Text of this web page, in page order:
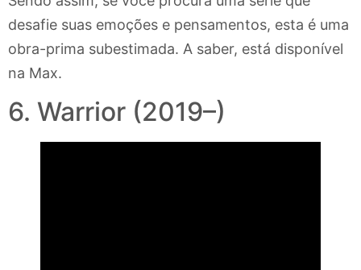
desafie suas emoções e pensamentos, esta é uma
obra-prima subestimada. A saber, está disponível
na Max.
6. Warrior (2019–)